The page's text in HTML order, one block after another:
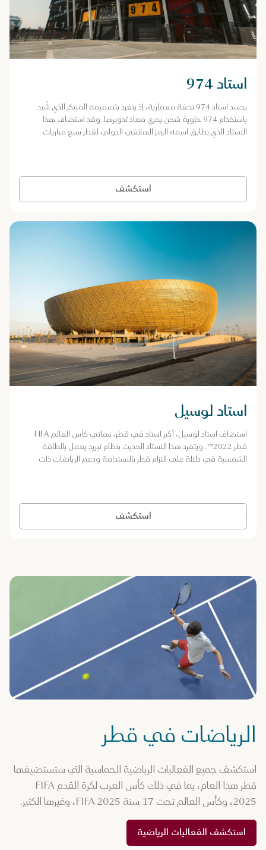
استاد 974
يجسد استاد 974 تحفة معمارية، إذ يتفرد بتصميمه المبتكر الذي شُيد
باستخدام 974 حاوية شحن بحري معاد تدويرها. وقد استضاف هذا
الاستاد الذي يطابق اسمه الرمز الهاتفي الدولي لقطر سبع مباريات
استكشف
استاد لوسيل
استضاف استاد لوسيل، أكبر استاد في قطر، نهائي كأس العالم FIFA
قطر 2022™. ويتفرد هذا الاستاد الحديث بنظام تبريد يعمل بالطاقة
الشمسية في دلالة على التزام قطر بالاستدامة ودعم الرياضات ذات
استكشف
الرياضات في قطر
استكشف جميع الفعاليات الرياضية الحماسية التي ستستضيفها
قطر هذا العام، بما في ذلك كأس العرب لكرة القدم FIFA
2025، وكأس العالم تحت 17 سنة FIFA 2025، وغيرها الكثير.
استكشف الفعاليات الرياضية